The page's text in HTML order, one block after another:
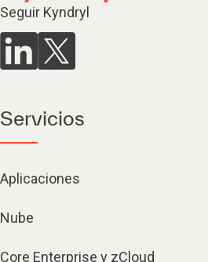
Seguir Kyndryl
Servicios
Aplicaciones
Nube
Core Enterprise y zCloud